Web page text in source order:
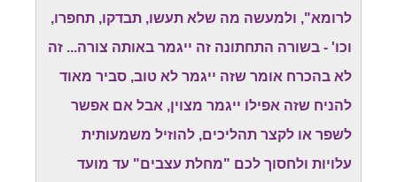
לרומא", ולמעשה מה שלא תעשו, תבדקו, תחפרו,
וכו' - בשורה התחתונה זה ייגמר באותה צורה... זה
לא בהכרח אומר שזה ייגמר לא טוב, סביר מאוד
להניח שזה אפילו ייגמר מצוין, אבל אם אפשר
לשפר או לקצר תהליכים, להוזיל משמעותית
עלויות ולחסוך לכם "מחלת עצבים" עד מועד